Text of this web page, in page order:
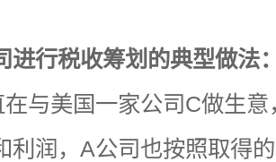
进行税收筹划的典型做法
与美国一家公司C做生
利润，A公司也按照取得